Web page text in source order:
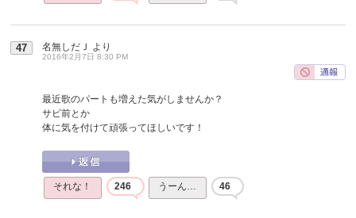
47 名無しだＪ より
2016年2月7日 8:30 PM
最近歌のパートも増えた気がしませんか？
サビ前とか
体に気を付けて頑張ってほしいです！
それな！ 246 うーん… 46